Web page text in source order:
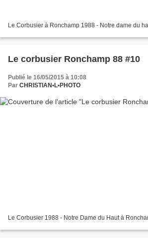
Le Corbusier à Ronchamp 1988 - Notre dame du
Le corbusier Ronchamp 88 #10
Publié le 16/05/2015 à 10:08
Par CHRISTIAN•L•PHOTO
Le Corbusier 1988 - Notre Dame du Haut à